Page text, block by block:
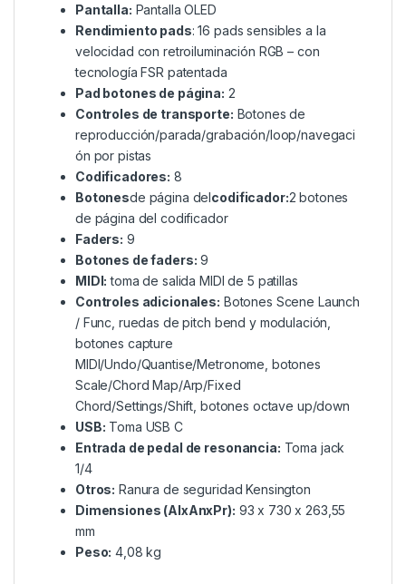
Pantalla: Pantalla OLED
Rendimiento pads: 16 pads sensibles a la
velocidad con retroiluminación RGB – con
tecnología FSR patentada
Pad botones de página: 2
Controles de transporte: Botones de
reproducción/parada/grabación/loop/navegaci
ón por pistas
Codificadores: 8
Botonesde página delcodificador:2 botones
de página del codificador
Faders: 9
Botones de faders: 9
MIDI: toma de salida MIDI de 5 patillas
Controles adicionales: Botones Scene Launch
/ Func, ruedas de pitch bend y modulación,
botones capture
MIDI/Undo/Quantise/Metronome, botones
Scale/Chord Map/Arp/Fixed
Chord/Settings/Shift, botones octave up/down
USB: Toma USB C
Entrada de pedal de resonancia: Toma jack
1/4
Otros: Ranura de seguridad Kensington
Dimensiones (AlxAnxPr): 93 x 730 x 263,55
mm
Peso: 4,08 kg